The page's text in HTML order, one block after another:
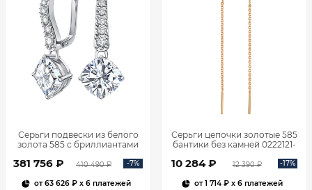
Серьги подвески из белого
золота 585 с бриллиантами
381 756 ₽ 410 490 ₽ -7%
от63 626 ₽x 6 платежей
Серьги цепочки золотые 585
бантики без камней 0222121-
10 284 ₽ 12 390 ₽ -17%
от1 714 ₽x 6 платежей